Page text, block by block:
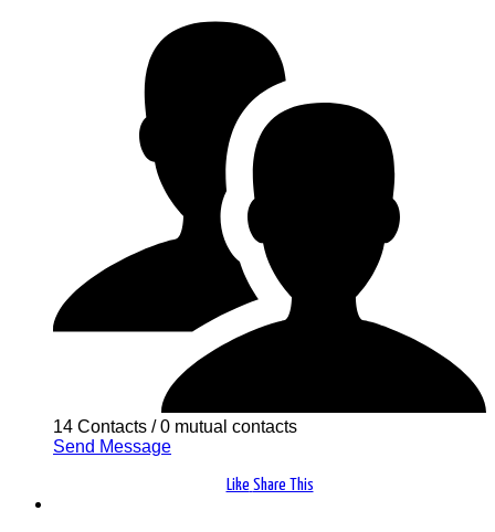
14 Contacts /0 mutual contacts
Send Message
Like Share This